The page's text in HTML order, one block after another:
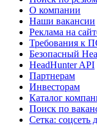
О компании
Наши вакансии
Реклама на
Требования к
Безопасный
HeadHunter API
Партнерам
Инвесторам
Каталог
Поиск по
Сетка: соцсеть